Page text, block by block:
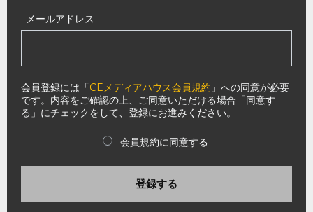
メールアドレス
会員登録には「CEメディアハウス会員規約 」への同意が必要
です。内容をご確認の上、ご同意いただける場合「同意す
る」にチェックをして、登録にお進みください。
会員規約に同意する
登録する